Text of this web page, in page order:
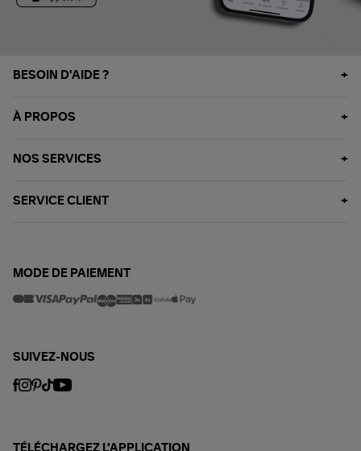
BESOIN D'AIDE ?
À PROPOS
NOS SERVICES
SERVICE CLIENT
MODE DE PAIEMENT
SUIVEZ-NOUS